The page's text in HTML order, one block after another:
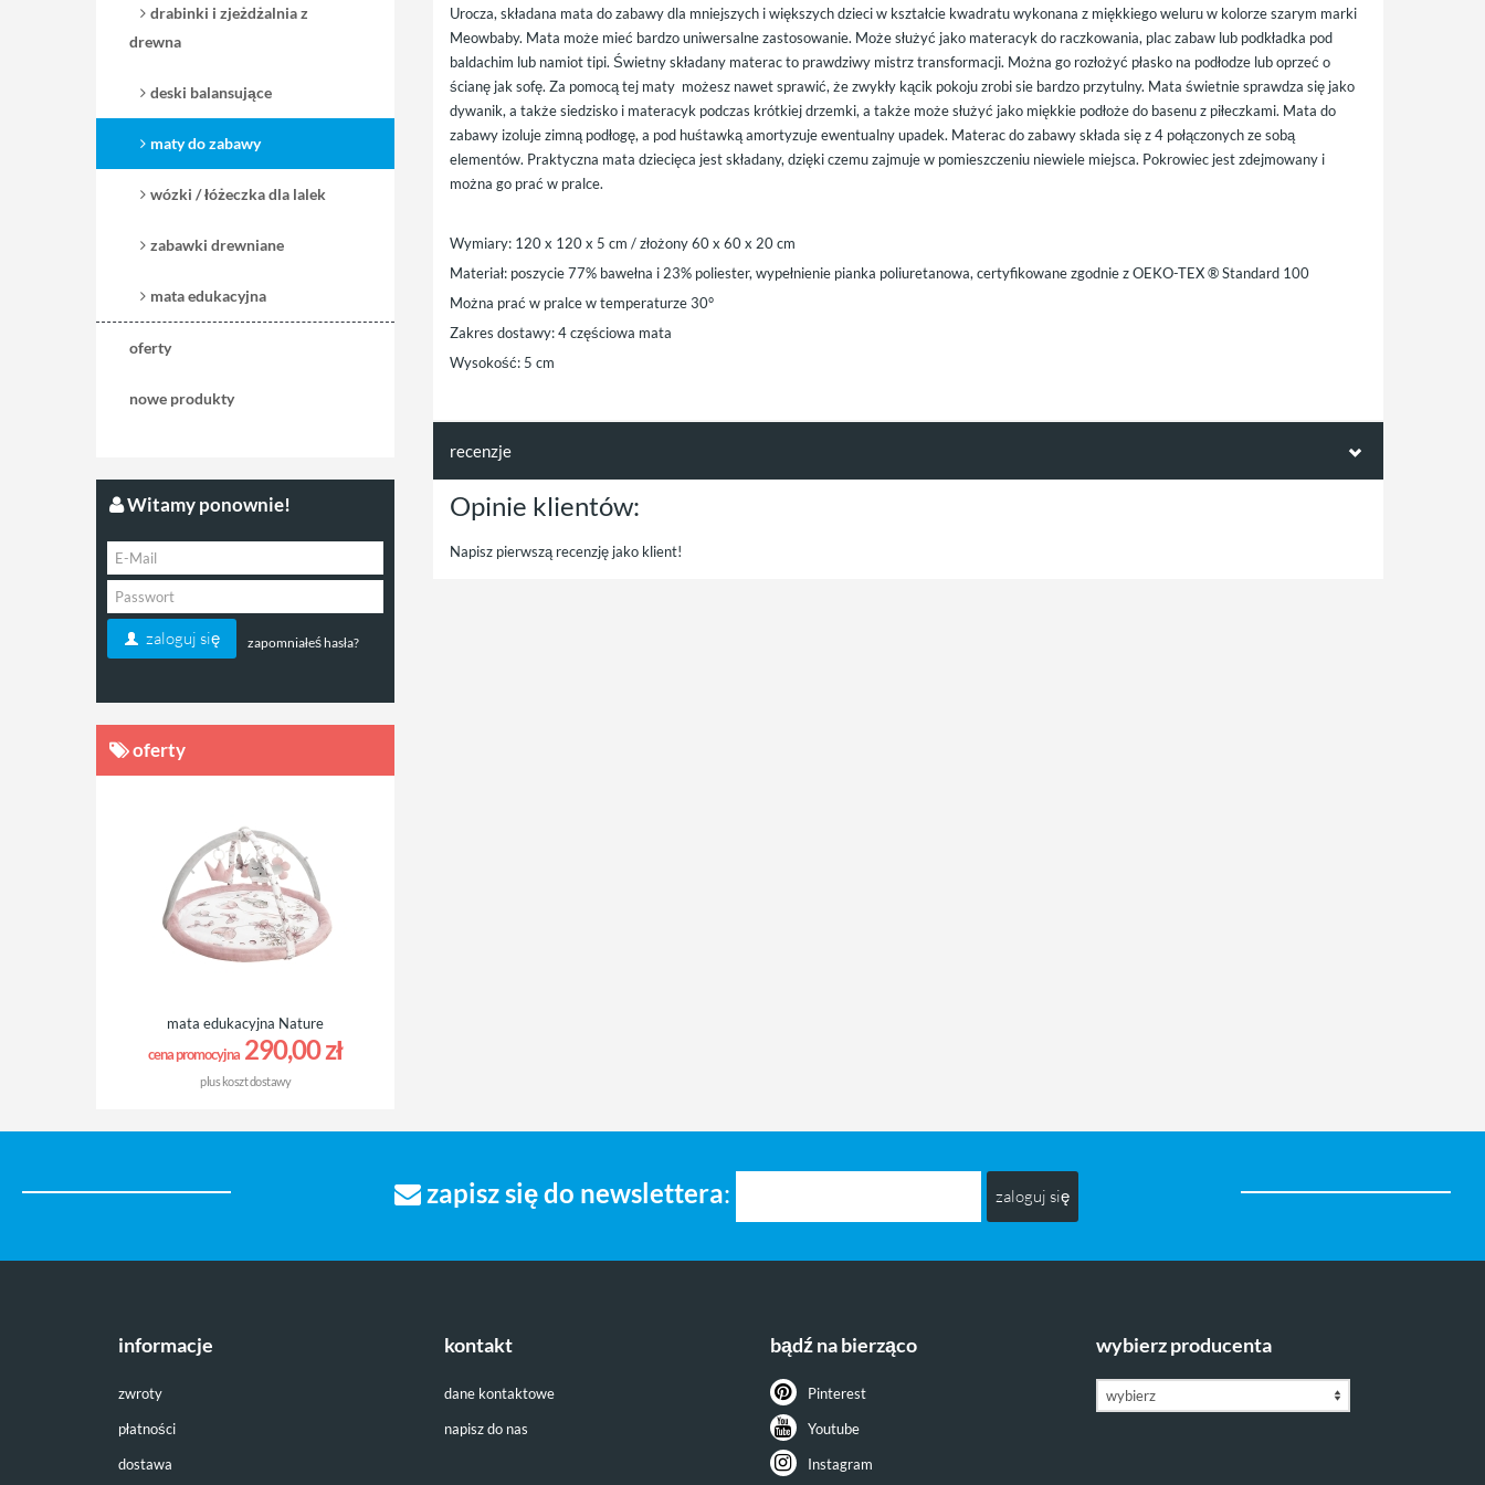
Urocza, składana mata do zabawy dla mniejszych i większych dzieci w kształcie kwadratu wykonana z miękkiego weluru w kolorze szarym marki
Meowbaby. Mata może mieć bardzo uniwersalne zastosowanie. Może służyć jako materacyk do raczkowania, plac zabaw lub podkładka pod
baldachim lub namiot tipi. Świetny składany materac to prawdziwy mistrz transformacji. Można go rozłożyć płasko na podłodze lub oprzeć o
ścianę jak sofę. Za pomocą tej maty możesz nawet sprawić, że zwykły kącik pokoju zrobi sie bardzo przytulny. Mata świetnie sprawdza się jako
dywanik, a także siedzisko i materacyk podczas krótkiej drzemki, a także może służyć jako miękkie podłoże do basenu z piłeczkami. Mata do
zabawy izoluje zimną podłogę, a pod huśtawką amortyzuje ewentualny upadek. Materac do zabawy składa się z 4 połączonych ze sobą
elementów. Praktyczna mata dziecięca jest składany, dzięki czemu zajmuje w pomieszczeniu niewiele miejsca. Pokrowiec jest zdejmowany i
można go prać w pralce.
Wymiary: 120 x 120 x 5 cm / złożony 60 x 60 x 20 cm
Materiał: poszycie 77% bawełna i 23% poliester, wypełnienie pianka poliuretanowa, certyfikowane zgodnie z OEKO-TEX ® Standard 100
Można prać w pralce w temperaturze 30°
Zakres dostawy: 4 częściowa mata
Wysokość: 5 cm
recenzje
Opinie klientów:
Napisz pierwszą recenzję jako klient!
drabinki i zjeżdżalnia z
drewna
deski balansujące
maty do zabawy
wózki / łóżeczka dla lalek
zabawki drewniane
mata edukacyjna
oferty
nowe produkty
Witamy ponownie!
zaloguj się zapomniałeś hasła?
oferty
mata edukacyjna Nature
cena promocyjna 290,00 zł
pluskoszt dostawy
zapisz się do newslettera: zaloguj się
informacje
zwroty
płatności
dostawa
kontakt
dane kontaktowe
napisz do nas
bądź na bierząco
Pinterest
Youtube
Instagram
wybierz producenta